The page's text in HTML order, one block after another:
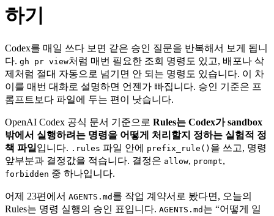
하기
Codex를 매일 쓰다 보면 같은 승인 질문을 반복해서 보게 됩니
다. gh pr view처럼 매번 필요한 조회 명령도 있고, 배포나 삭
제처럼 절대 자동으로 넘기면 안 되는 명령도 있습니다. 이 차
이를 매번 대화로 설명하면 언젠가 빠집니다. 승인 기준은 프
롬프트보다 파일에 두는 편이 낫습니다.
OpenAI Codex 공식 문서 기준으로 Rules는 Codex가 sandbox
밖에서 실행하려는 명령을 어떻게 처리할지 정하는 실험적 정
책 파일 입니다. .rules 파일 안에 prefix_rule() 을 쓰고, 명령
앞부분과 결정값을 적습니다. 결정은 allow, prompt,
forbidden 중 하나입니다.
어제 23편에서 AGENTS.md 를 작업 계약서로 봤다면, 오늘의
Rules는 명령 실행의 승인 표입니다. AGENTS.md 는 “어떻게 일